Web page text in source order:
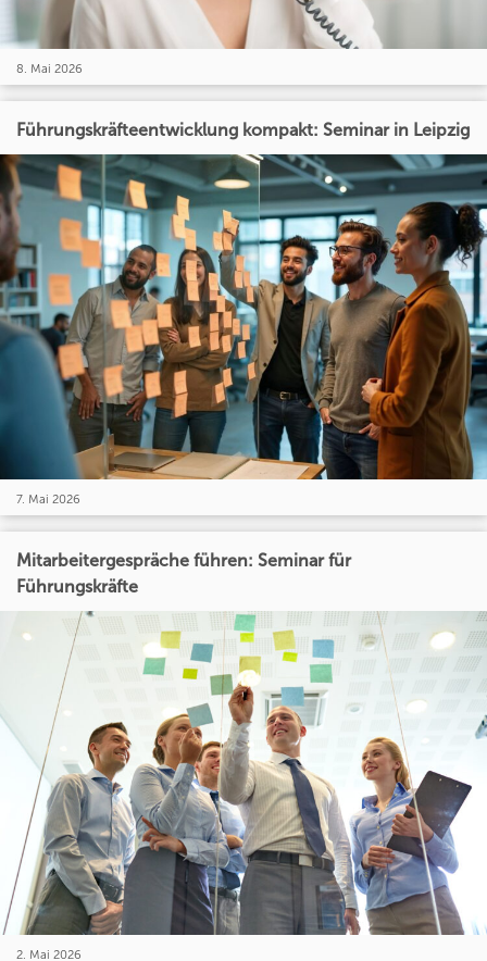
8. Mai 2026
Führungskräfteentwicklung kompakt: Seminar in Leipzig
7. Mai 2026
Mitarbeitergespräche führen: Seminar für
Führungskräfte
2. Mai 2026